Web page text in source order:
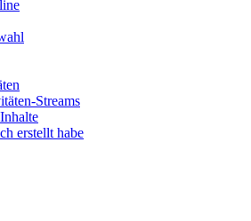
Streams
erstellt habe